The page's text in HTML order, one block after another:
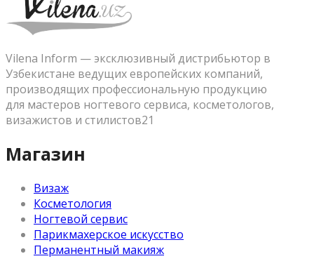
Vilena Inform — эксклюзивный дистрибьютор в
Узбекистане ведущих европейских компаний,
производящих профессиональную продукцию
для мастеров ногтевого сервиса, косметологов,
визажистов и стилистов21
Магазин
Визаж
Косметология
Ногтевой сервис
Парикмахерское искусство
Перманентный макияж